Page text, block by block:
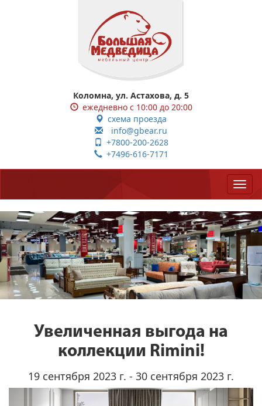
Коломна, ул. Астахова, д. 5
ежедневно с 10:00 до 20:00
схема проезда
info@gbear.ru
+7800-200-2628
+7496-616-7171
Увеличенная выгода на
коллекции Rimini!
19 сентября 2023 г. - 30 сентября 2023 г.